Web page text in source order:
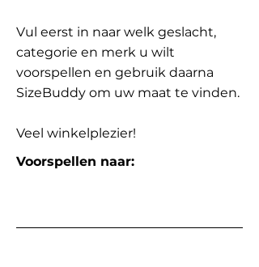
Vul eerst in naar welk geslacht,
categorie en merk u wilt
voorspellen en gebruik daarna
SizeBuddy om uw maat te vinden.
Veel winkelplezier!
Voorspellen naar: